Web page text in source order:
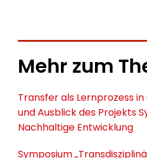
Mehr zum
Transfer als Lernprozess
und Ausblick des Projekts
Nachhaltige Entwicklung
Symposium